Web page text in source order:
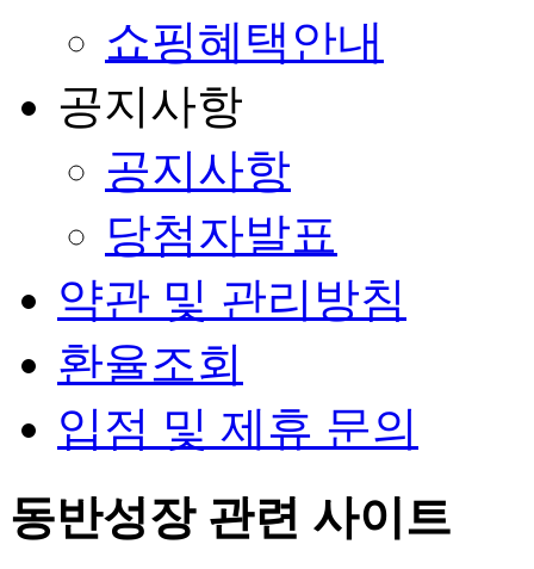
쇼핑혜택안내
공지사항
공지사항
당첨자발표
약관 및 관리방침
환율조회
입점 및 제휴 문의
동반성장 관련 사이트